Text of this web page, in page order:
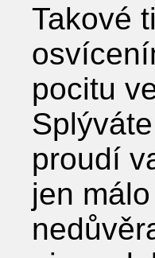
Takové
pocitu
proudí
jen